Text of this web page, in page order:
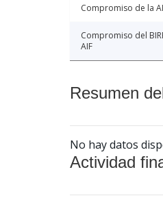
Compromiso de la
Compromiso del
AIF
Resumen
No hay datos
Actividad